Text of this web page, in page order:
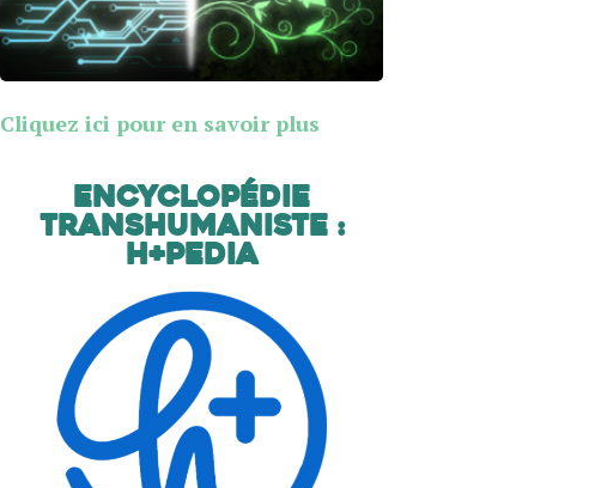
Cliquez ici pour en savoir plus
Encyclopédie
transhumaniste :
H+Pedia